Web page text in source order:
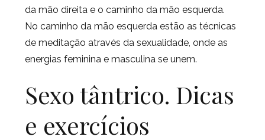
da mão direita e o caminho da mão esquerda.
No caminho da mão esquerda estão as técnicas
de meditação através da sexualidade, onde as
energias feminina e masculina se unem.
Sexo tântrico. Dicas
e exercícios